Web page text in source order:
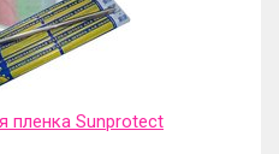
пленка Sunprotect